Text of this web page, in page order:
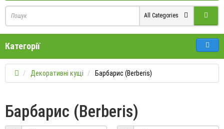
All Categories
Категорії
Декоративні кущі Барбарис (Berberis)
Барбарис (Berberis)